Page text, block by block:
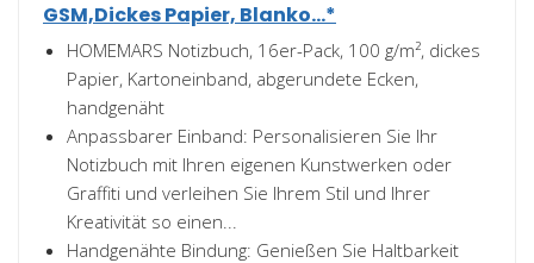
GSM,Dickes Papier, Blanko...*
HOMEMARS Notizbuch, 16er-Pack, 100 g/m², dickes
Papier, Kartoneinband, abgerundete Ecken,
handgenäht
Anpassbarer Einband: Personalisieren Sie Ihr
Notizbuch mit Ihren eigenen Kunstwerken oder
Graffiti und verleihen Sie Ihrem Stil und Ihrer
Kreativität so einen...
Handgenähte Bindung: Genießen Sie Haltbarkeit